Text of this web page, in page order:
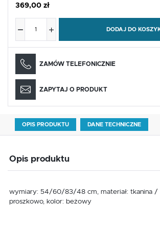
369,00 zł
DODAJ DO
ZAMÓW TELEFONICZNIE
ZAPYTAJ O PRODUKT
OPIS PRODUKTU DANE TECHNICZNE
Opis produktu
wymiary: 54/60/83/48 cm, materiał: tkanina /
proszkowo, kolor: beżowy